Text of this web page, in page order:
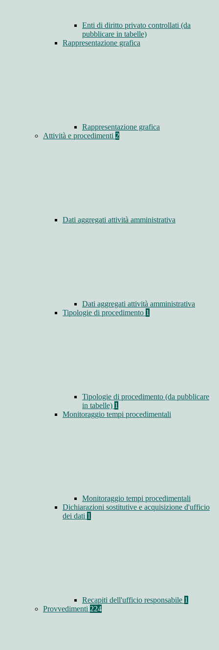
Enti di diritto privato controllati (da
pubblicare in tabelle)
Rappresentazione grafica
Rappresentazione grafica
Attività e procedimenti 2
Dati aggregati attività amministrativa
Dati aggregati attività amministrativa
Tipologie di procedimento 1
Tipologie di procedimento (da pubblicare
in tabelle) 1
Monitoraggio tempi procedimentali
Monitoraggio tempi procedimentali
Dichiarazioni sostitutive e acquisizione d'ufficio
dei dati 1
Recapiti dell'ufficio responsabile 1
Provvedimenti 224